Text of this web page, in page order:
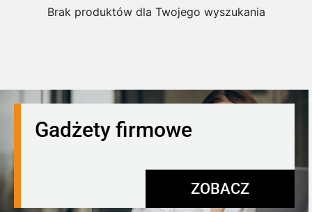
Brak produktów dla Twojego wyszukania
Gadżety firmowe
ZOBACZ